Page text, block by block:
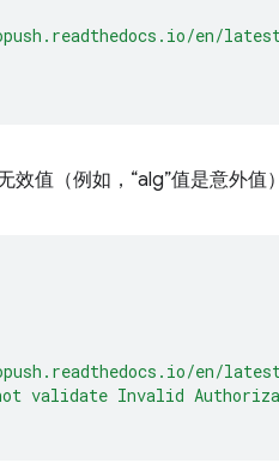
en/
效值（例如，“alg”值是意外
en/
validate Invalid